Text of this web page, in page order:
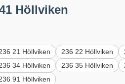
Höllviken
21 Höllviken 236 22 Höllviken
34 Höllviken 236 35 Höllviken
91 Höllviken